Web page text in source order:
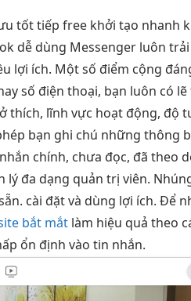
tốttiếp free khởi tạo nhanh
dễ dùng Messenger luôn
lợi ích. Một số điểm cộng
số điện thoại, bạn luôn có
thích, lĩnh vực hoạt động, độ
bạn ghi chú những thông
chính, chưa đọc, đã theo
đa dạng quản trị viên.
cài đặt và dùng lợi ích. Để
bắt mắt làm hiệu quả theo
ổn định vào tin nhắn.